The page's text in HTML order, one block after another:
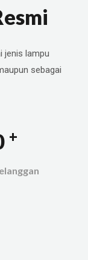
jenis lampu
sebagai
+